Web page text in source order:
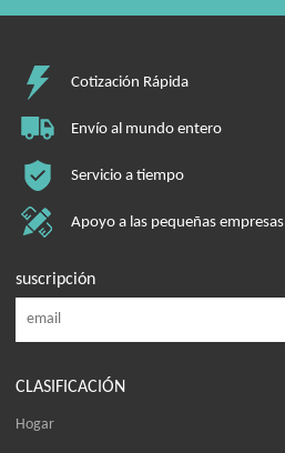
Cotización Rápida
Envío al mundo entero
Servicio a tiempo
Apoyo a las pequeñas empresas
suscripción
CLASIFICACIÓN
Hogar